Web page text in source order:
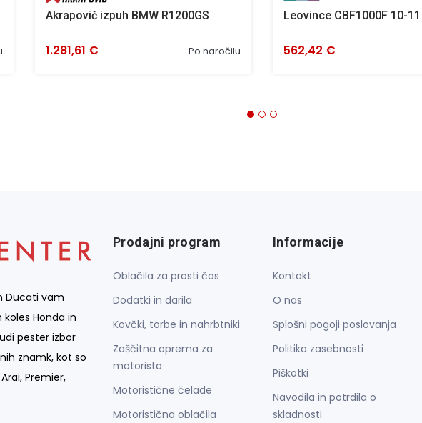
Akrapovič izpuh BMW R1200GS
Po naročilu
1.281,61 €
Leovince CBF1000F 10-
562,42 €
Ducati vam
Honda in
pester izbor
znamk, kot so
Premier,
Prodajni program
Oblačila za prosti čas
Dodatki in darila
Kovčki, torbe in nahrbtniki
Zaščitna oprema za
motorista
Motoristične čelade
Motoristična oblačila
Informacije
Kontakt
O nas
Splošni pogoji poslovanja
Politika zasebnosti
Piškotki
Navodila in potrdila o
skladnosti